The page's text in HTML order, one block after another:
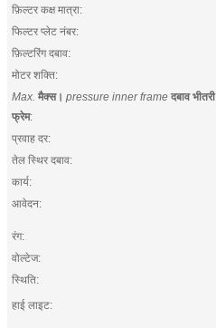
फ़िल्टर कक्ष मात्रा:
फिल्टर प्लेट नंबर:
फ़िल्टरिंग दबाव:
मोटर शक्ति:
Max. मैक्स। pressure inner frame दबाव भीतरी
फ्रेम:
प्रवाह दर:
तेल स्थिर दबाव:
कार्य:
आवेदन:
रंग:
वोल्टेज:
स्थिति:
हाई लाइट: